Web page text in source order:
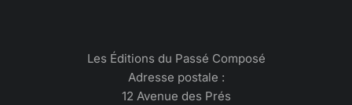
Les Éditions du Passé Composé
Adresse postale :
12 Avenue des Prés